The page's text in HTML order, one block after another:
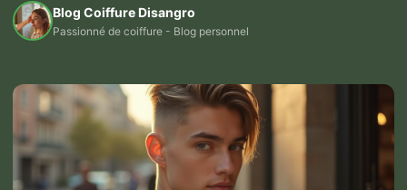
Blog Coiffure Disangro
Passionné de coiffure - Blog personnel